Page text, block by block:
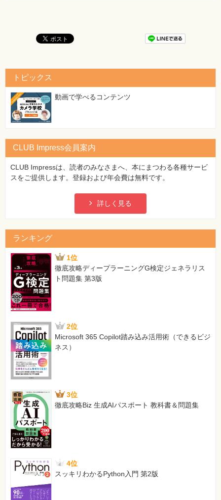
トピックス
動画で学べるコンテンツ
CLUB Impress会員案内
CLUB Impressは、読者のみなさまへ、本にまつわる各種サービ
スをご提供します。登録および年会費は無料です。
詳しく見る
ランキング
1位
徹底攻略ディープラーニングG検定ジェネラリス
ト問題集 第3版
2位
Microsoft 365 Copilot踏み込み活用術（できるビジ
ネス）
3位
徹底攻略Biz 生成AIパスポート 教科書＆問題集
4位
スッキリわかるPython入門 第2版